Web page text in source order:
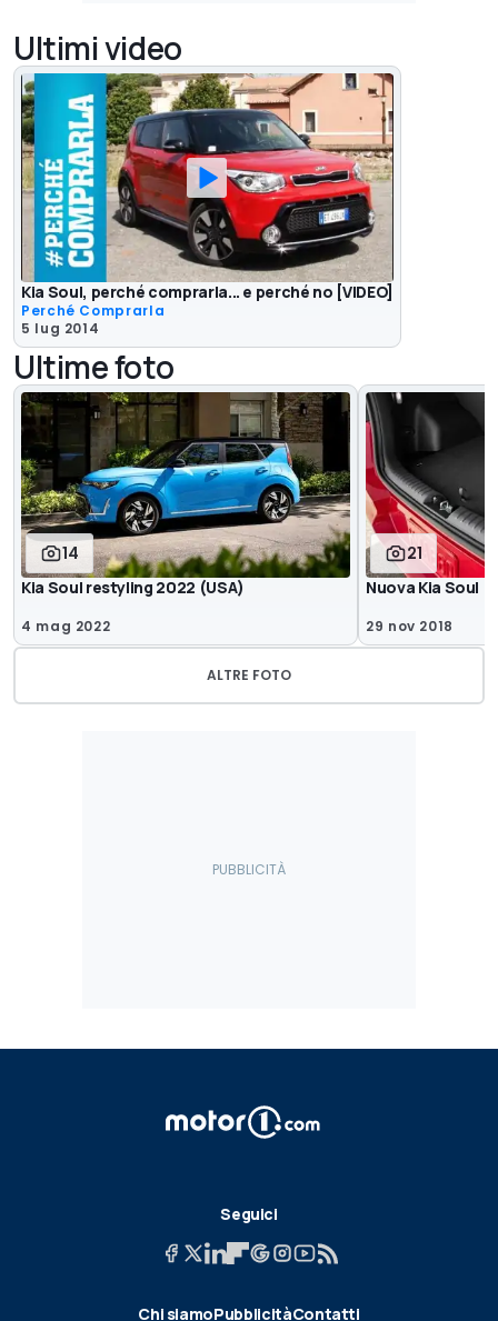
Ultimi video
Kia Soul, perché comprarla... e perché no [VIDEO]
Perché Comprarla
5 lug 2014
Ultime foto
14
Kia Soul restyling 2022 (USA)
4 mag 2022
21
Nuova Kia Soul
29 nov 2018
ALTRE FOTO
Seguici
Chi siamoPubblicitàContatti